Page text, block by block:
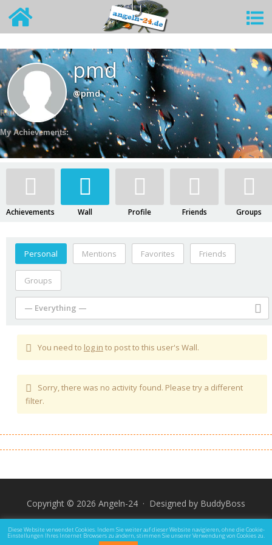
pmd
@pmd
Rank:Neuling
My Achievements:
Achievements Wall Profile Friends Groups
Personal Mentions Favorites Friends
Groups
— Everything —
You need to log in to post to this user's Wall.
Sorry, there was no activity found. Please try a different
filter.
Copyright © 2026 Angeln-24 · Designed by BuddyBoss
Impressum Datenschutz und Rechtliche Hinweise
Diese Website verwendet Cookies. Indem Sie weiter auf dieser Website navigieren, ohne die Cookie-
Einstellungen Ihres Internet Browsers zu ändern, stimmen Sie unserer Verwendung von Cookies zu.